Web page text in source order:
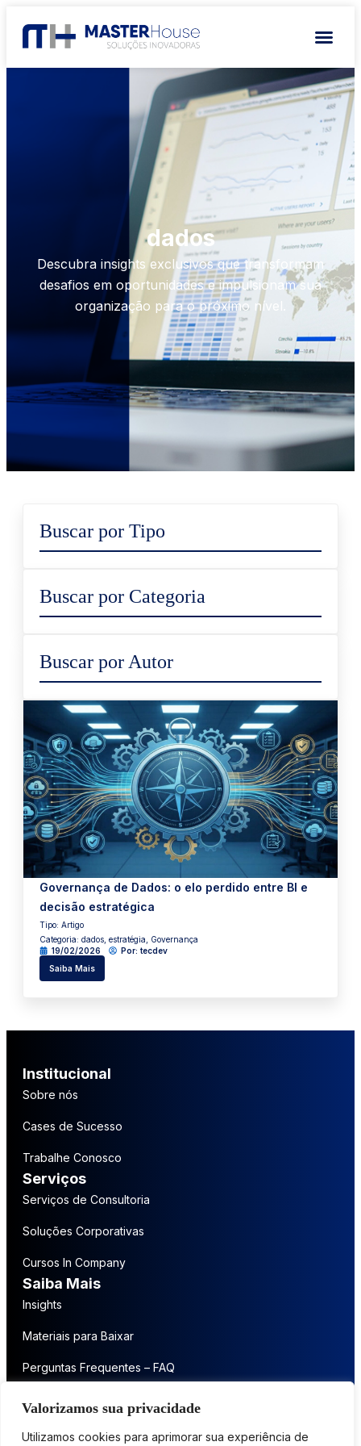
Valorizamos sua privacidade
Utilizamos cookies para aprimorar sua experiência de
dados
Descubra insights exclusivos que transformam
desafios em oportunidades e impulsionam sua
organização para o próximo nível.
Buscar por Tipo
Buscar por Categoria
Buscar por Autor
Governança de Dados: o elo perdido entre BI e
decisão estratégica
Tipo: Artigo
Categoria: dados estratégia
Governança
19/02/2026
Por: tecdev
Saiba Mais
Institucional
Sobre nós
Cases de Sucesso
Trabalhe Conosco
Serviços
Serviços de Consultoria
Soluções Corporativas
Cursos In Company
Saiba Mais
Insights
Materiais para Baixar
Perguntas Frequentes – FAQ